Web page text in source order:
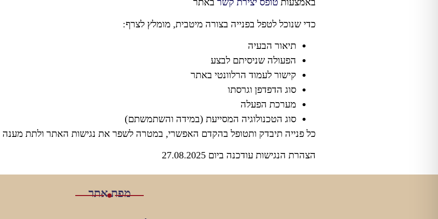
כדי שנוכל לטפל בפנייה בצורה מיטבית, מומלץ לצרף:
תיאור הבעיה
הפעולה שניסיתם לבצע
קישור לעמוד הרלוונטי באתר
סוג הדפדפן וגרסתו
מערכת הפעלה
סוג הטכנולוגיה המסייעת (במידה והשתמשתם)
כל פנייה תיבדק ותטופל בהקדם האפשרי, במטרה לשפר את נגישות האתר ולתת מענה
הצהרת הנגישות עודכנה ביום 27.08.2025
מפת אתר